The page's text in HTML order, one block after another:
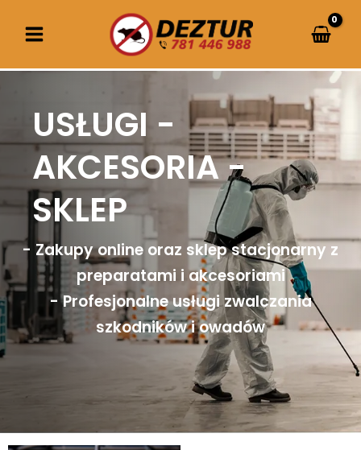
treści
USŁUGI -
AKCESORIA -
SKLEP
- Zakupy online oraz sklep stacjonarny z
preparatami i akcesoriami
- Profesjonalne usługi zwalczania
szkodników i owadów